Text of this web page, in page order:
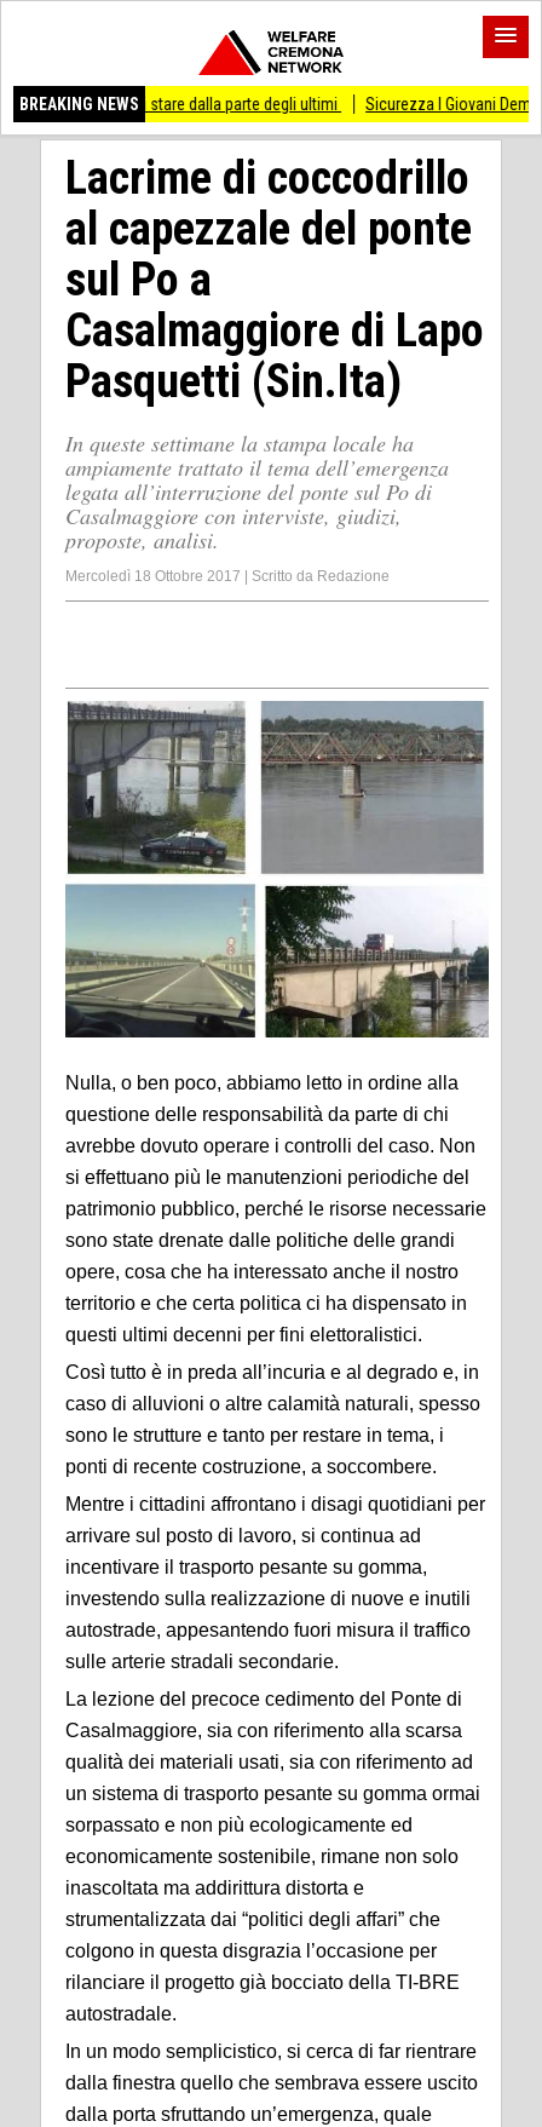
BREAKING NEWS
di stare dalla parte degli ultimi Sicurezza I Giovani Democratici
Lacrime di coccodrillo
al capezzale del ponte
sul Po a
Casalmaggiore di Lapo
Pasquetti (Sin.Ita)
In queste settimane la stampa locale ha
ampiamente trattato il tema dell’emergenza
legata all’interruzione del ponte sul Po di
Casalmaggiore con interviste, giudizi,
proposte, analisi.
Mercoledì 18 Ottobre 2017 Scritto da Redazione
Nulla, o ben poco, abbiamo letto in ordine alla
questione delle responsabilità da parte di chi
avrebbe dovuto operare i controlli del caso. Non
si effettuano più le manutenzioni periodiche del
patrimonio pubblico, perché le risorse necessarie
sono state drenate dalle politiche delle grandi
opere, cosa che ha interessato anche il nostro
territorio e che certa politica ci ha dispensato in
questi ultimi decenni per fini elettoralistici.
Così tutto è in preda all’incuria e al degrado e, in
caso di alluvioni o altre calamità naturali, spesso
sono le strutture e tanto per restare in tema, i
ponti di recente costruzione, a soccombere.
Mentre i cittadini affrontano i disagi quotidiani per
arrivare sul posto di lavoro, si continua ad
incentivare il trasporto pesante su gomma,
investendo sulla realizzazione di nuove e inutili
autostrade, appesantendo fuori misura il traffico
sulle arterie stradali secondarie.
La lezione del precoce cedimento del Ponte di
Casalmaggiore, sia con riferimento alla scarsa
qualità dei materiali usati, sia con riferimento ad
un sistema di trasporto pesante su gomma ormai
sorpassato e non più ecologicamente ed
economicamente sostenibile, rimane non solo
inascoltata ma addirittura distorta e
strumentalizzata dai “politici degli affari” che
colgono in questa disgrazia l’occasione per
rilanciare il progetto già bocciato della TI-BRE
autostradale.
In un modo semplicistico, si cerca di far rientrare
dalla finestra quello che sembrava essere uscito
dalla porta sfruttando un’emergenza, quale